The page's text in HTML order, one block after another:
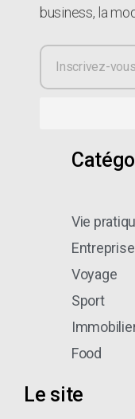
business, la
Vie
Entreprise
Voyage
Sport
Food
Le site